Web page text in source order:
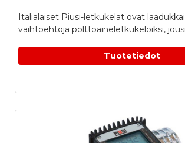
Italialaiset Piusi-letkukelat ovat
vaihtoehtoja polttoaineletkukeloiksi,
Tuotetiedot